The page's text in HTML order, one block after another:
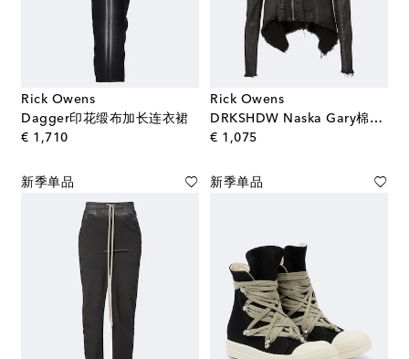
Rick Owens
Dagger印花缎布加长连衣裙
€ 1,710original price
Rick Owens
DRKSHDW Naska Gary棉质混纺牛仔夹克
€ 1,075original price
新季单品 新季单品